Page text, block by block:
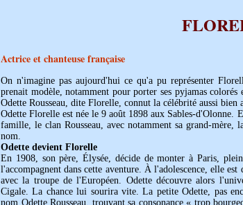
Actrice et chanteuse française
On n'imagine pas aujourd'hui ce qu'a pu représenter
prenait modèle, notamment pour porter ses pyjamas
Odette Rousseau, dite Florelle, connut la célébrité aussi bien
Odette Florelle est née le 9 août 1898 aux Sables-d'Olonne.
famille, le clan Rousseau, avec notamment sa grand-mère,
nom.
Odette devient Florelle
En 1908, son père, Élysée, décide de monter à Paris,
l'accompagnent dans cette aventure. À l'adolescence, elle
avec la troupe de l'Européen. Odette découvre alors
Cigale. La chance lui sourira vite. La petite Odette, pas
nom Odette Rousseau, trouvant sa consonance « trop